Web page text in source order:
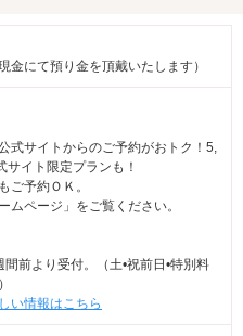
金にて預り金を頂戴いたします）
式サイトからのご予約がおトク！5,
サイト限定プランも！
ご予約ＯＫ。
ムページ」をご覧ください。
間前より受付。（土•祝前日•特別料
い情報はこちら